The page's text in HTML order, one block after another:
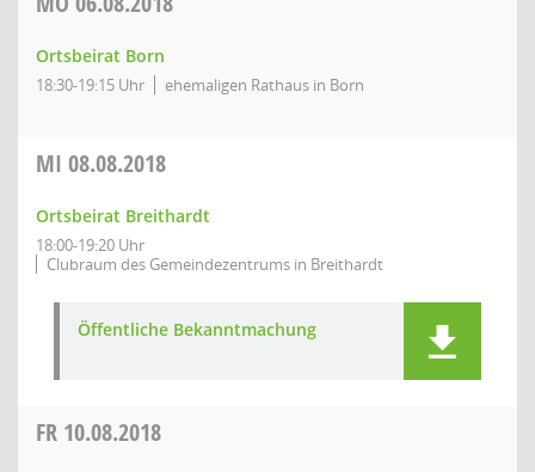
Ortsbeirat Born
18:30-19:15 Uhr ehemaligen Rathaus in Born
MI 08.08.2018
Ortsbeirat Breithardt
18:00-19:20 Uhr
Clubraum des Gemeindezentrums in Breithardt
Öffentliche Bekanntmachung
FR 10.08.2018